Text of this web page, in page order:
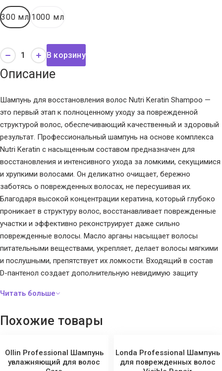
300 мл 1000 мл
В корзину
Описание
Шампунь для восстановления волос Nutri Keratin Shampoo —
это первый этап к полноценному уходу за поврежденной
структурой волос, обеспечивающий качественный и здоровый
результат. Профессиональный шампунь на основе комплекса
Nutri Keratin с насыщенным составом предназначен для
восстановления и интенсивного ухода за ломкими, секущимися
и хрупкими волосами. Он деликатно очищает, бережно
заботясь о поврежденных волосах, не пересушивая их.
Благодаря высокой концентрации кератина, который глубоко
проникает в структуру волос, восстанавливает поврежденные
участки и эффективно реконструирует даже сильно
поврежденные волосы. Масло арганы насыщает волосы
питательными веществами, укрепляет, делает волосы мягкими
и послушными, препятствует их ломкости. Входящий в состав
D-пантенол создает дополнительную невидимую защиту
ломкости, увлажняет и возвращает эластичность. Комплекс
секущихся кончиков, помогает усилить гладкость и сияющий
Способ применения: нанесите шампунь на влажные волосы.
Похожие товары
Ollin Professional Шампунь
увлажняющий для волос
Londa Professional Шампунь
для поврежденных волос